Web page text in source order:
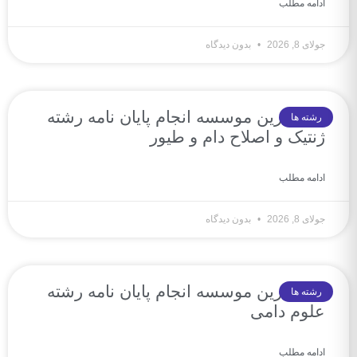
ادامه مطلب
جولای 8, 2026 بدون دیدگاه
رشته ها10 بهترین موسسه انجام پایان نامه رشته
ژنتیک و اصلاح دام و طیور
ادامه مطلب
جولای 8, 2026 بدون دیدگاه
رشته ها10 بهترین موسسه انجام پایان نامه رشته
علوم دامی
ادامه مطلب